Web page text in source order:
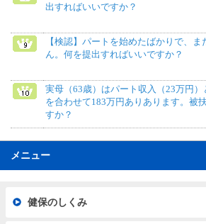
出すればいいですか？
【検認】パートを始めたばかりで、
ん。何を提出すればいいですか？
実母（63歳）はパート収入（23万円）
を合わせて183万円ありあります。被
すか？
メニュー
健保のしくみ